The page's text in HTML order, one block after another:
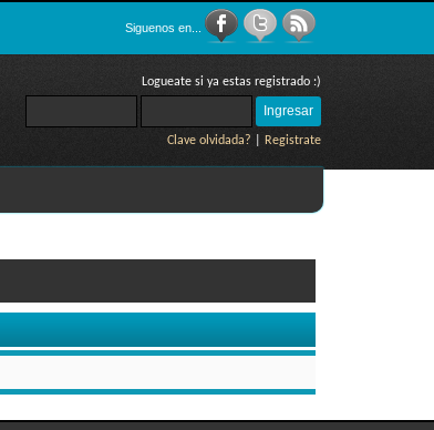
Siguenos en...
Logueate si ya estas registrado :)
Clave olvidada? Registrate